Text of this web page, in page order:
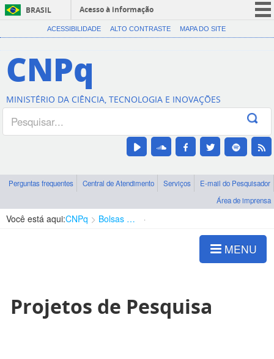
BRASIL
Acesso à informação
CORONAVÍRUS (COVID-19)
Canais
ACESSIBILIDADE ALTO CONTRASTE MAPA DO SITE
CNPq
MINISTÉRIO DA CIÊNCIA, TECNOLOGIA E INOVAÇÕES
Perguntas frequentes Central de Atendimento Serviços
E-mail do Pesquisador
Área de imprensa
Você está aqui:CNPq Bolsas e Auxílios Vigentes
MENU
Projetos de Pesquisa